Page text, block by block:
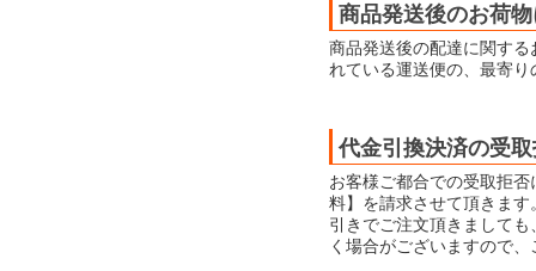
商品発送後のお荷
商品発送後の配達に関す
れている運送便の、最寄
代金引換決済の受
お客様ご都合での受取拒
料】を請求させて頂きま
引きでご注文頂きまして
く場合がございますので